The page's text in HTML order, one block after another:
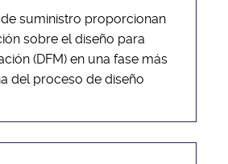
suministro proporcionan
sobre el diseño para
(DFM) en una fase más
del proceso de diseño